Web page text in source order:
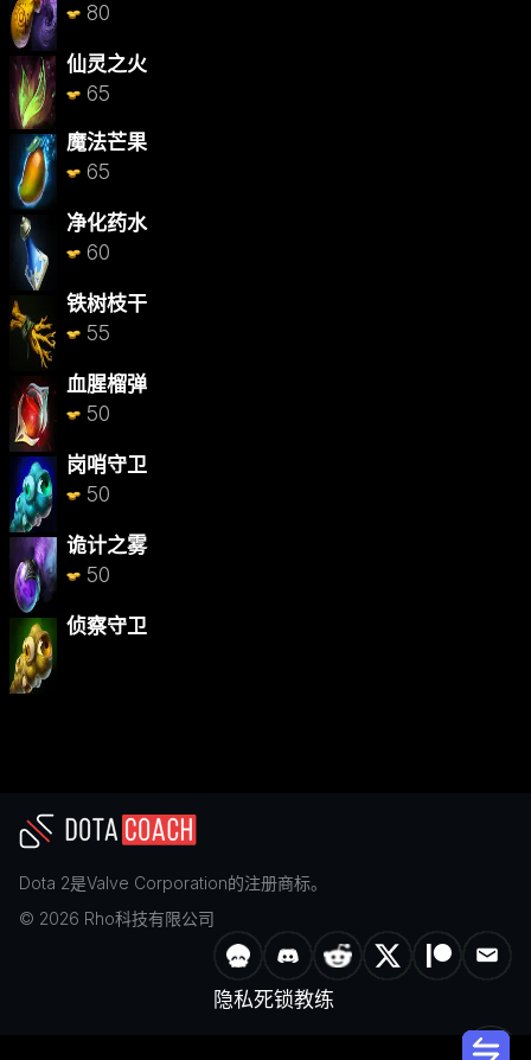
80
仙灵之火
65
魔法芒果
65
净化药水
60
铁树枝干
55
血腥榴弹
50
岗哨守卫
50
诡计之雾
50
侦察守卫
Dota 2是Valve Corporation的注册商标。
© 2026 Rho科技有限公司
隐私死锁教练